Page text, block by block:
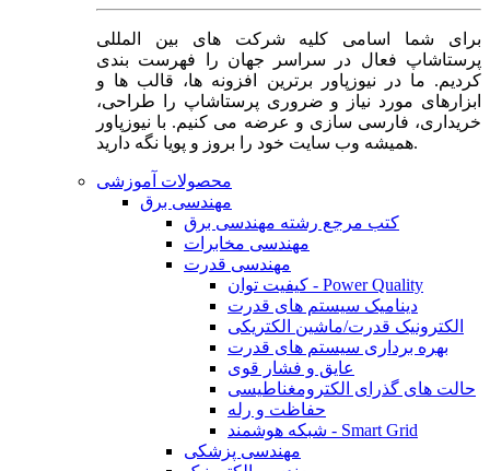
برای شما اسامی کلیه شرکت های بین المللی
پرستاشاپ فعال در سراسر جهان را فهرست بندی
کردیم. ما در نیوزپاور برترین افزونه ها، قالب ها و
ابزارهای مورد نیاز و ضروری پرستاشاپ را طراحی،
خریداری، فارسی سازی و عرضه می کنیم. با نیوزپاور
همیشه وب سایت خود را بروز و پویا نگه دارید.
محصولات آموزشی
مهندسی برق
کتب مرجع رشته مهندسی برق
مهندسی مخابرات
مهندسی قدرت
کیفیت توان - Power Quality
دینامیک سیستم های قدرت
الکترونیک قدرت/ماشین الکتریکی
بهره برداری سیستم های قدرت
عایق و فشار قوی
حالت های گذرای الکترومغناطیسی
حفاظت و رله
شبکه هوشمند - Smart Grid
مهندسی پزشکی